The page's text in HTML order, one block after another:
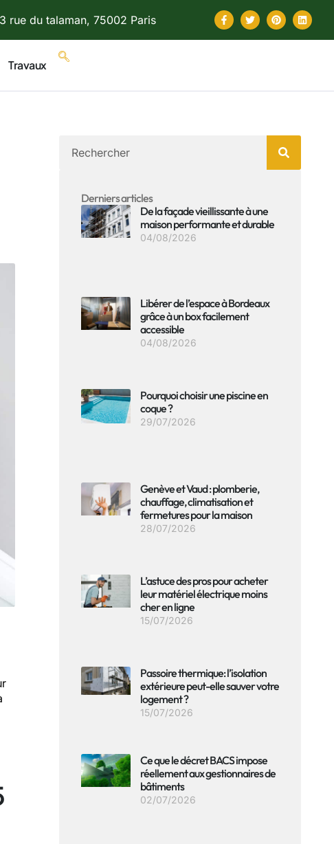
rue du talaman, 75002 Paris
Travaux
Derniers articles
De la façade vieillissante à une
maison performante et durable
04/08/2026
Libérer de l’espace à Bordeaux
grâce à un box facilement
accessible
04/08/2026
Pourquoi choisir une piscine en
coque ?
29/07/2026
Genève et Vaud : plomberie,
chauffage, climatisation et
fermetures pour la maison
28/07/2026
L’astuce des pros pour acheter
leur matériel électrique moins
cher en ligne
15/07/2026
Passoire thermique: l’isolation
extérieure peut-elle sauver votre
logement ?
15/07/2026
Ce que le décret BACS impose
réellement aux gestionnaires de
bâtiments
02/07/2026